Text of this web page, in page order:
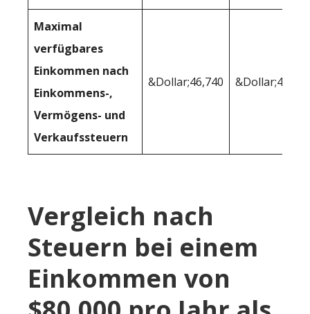
Maximal
verfügbares
Einkommen nach
Einkommens-,
Vermögens- und
Verkaufssteuern
&Dollar;46,740 &Dollar;47,909
Vergleich nach
Steuern bei einem
Einkommen von